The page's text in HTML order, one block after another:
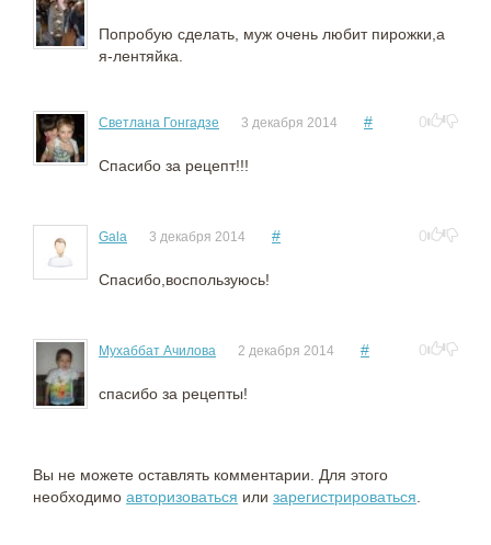
Попробую сделать, муж очень любит пирожки,а
я-лентяйка.
Светлана Гонгадзе 3 декабря 2014 # 0
Спасибо за рецепт!!!
Gala 3 декабря 2014 # 0
Спасибо,воспользуюсь!
Мухаббат Ачилова 2 декабря 2014 # 0
спасибо за рецепты!
Вы не можете оставлять комментарии. Для этого
необходимо авторизоваться или зарегистрироваться